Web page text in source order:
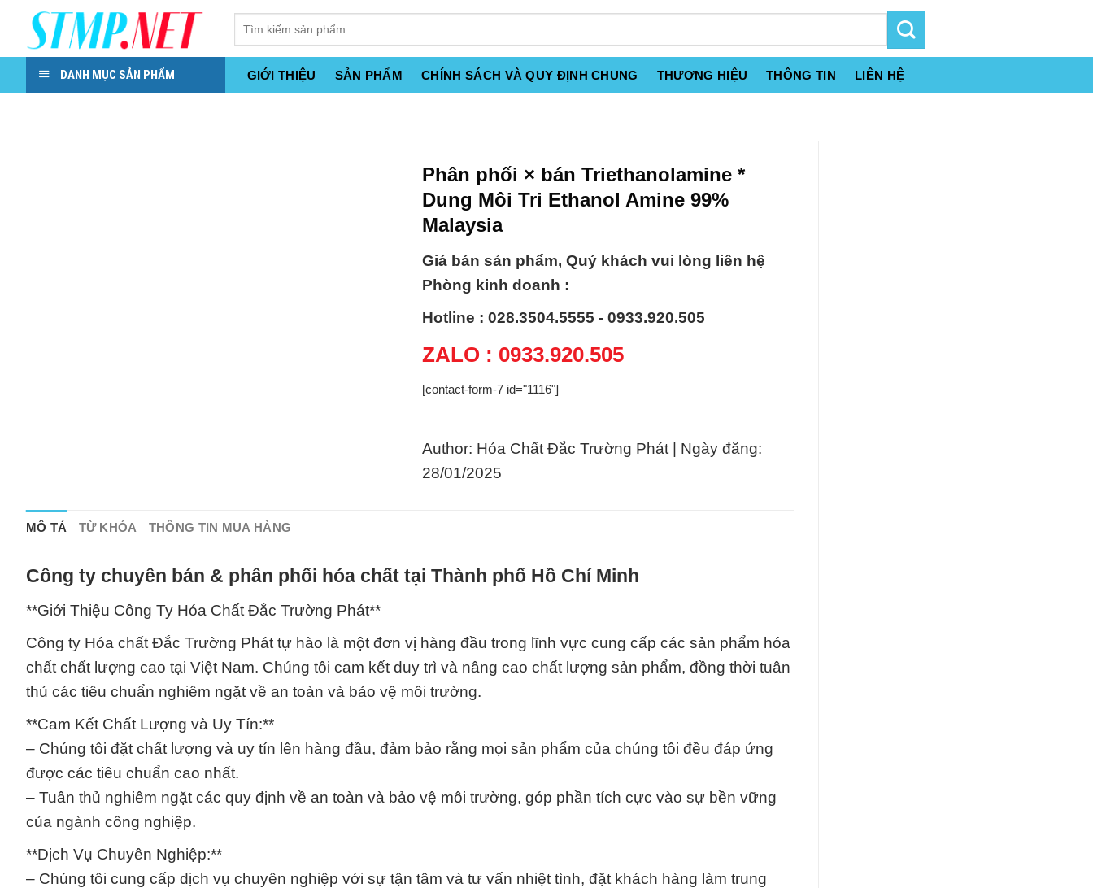
content
DANH MỤC SẢN PHẨM GIỚI THIỆU SẢN PHẨM CHÍNH SÁCH VÀ QUY ĐỊNH CHUNG THƯƠNG HIỆU THÔNG TIN LIÊN HỆ
Phân phối × bán Triethanolamine *
Dung Môi Tri Ethanol Amine 99%
Malaysia
Giá bán sản phẩm, Quý khách vui lòng liên hệ
Phòng kinh doanh :
Hotline : 028.3504.5555 - 0933.920.505
ZALO : 0933.920.505
[contact-form-7 id="1116"]
Author: Hóa Chất Đắc Trường Phát | Ngày đăng:
28/01/2025
MÔ TẢ TỪ KHÓA THÔNG TIN MUA HÀNG
Công ty chuyên bán & phân phối hóa chất tại Thành phố Hồ Chí Minh
**Giới Thiệu Công Ty Hóa Chất Đắc Trường Phát**
Công ty Hóa chất Đắc Trường Phát tự hào là một đơn vị hàng đầu trong lĩnh vực cung cấp các sản phẩm hóa
chất chất lượng cao tại Việt Nam. Chúng tôi cam kết duy trì và nâng cao chất lượng sản phẩm, đồng thời tuân
thủ các tiêu chuẩn nghiêm ngặt về an toàn và bảo vệ môi trường.
**Cam Kết Chất Lượng và Uy Tín:**
– Chúng tôi đặt chất lượng và uy tín lên hàng đầu, đảm bảo rằng mọi sản phẩm của chúng tôi đều đáp ứng
được các tiêu chuẩn cao nhất.
– Tuân thủ nghiêm ngặt các quy định về an toàn và bảo vệ môi trường, góp phần tích cực vào sự bền vững
của ngành công nghiệp.
**Dịch Vụ Chuyên Nghiệp:**
– Chúng tôi cung cấp dịch vụ chuyên nghiệp với sự tận tâm và tư vấn nhiệt tình, đặt khách hàng làm trung